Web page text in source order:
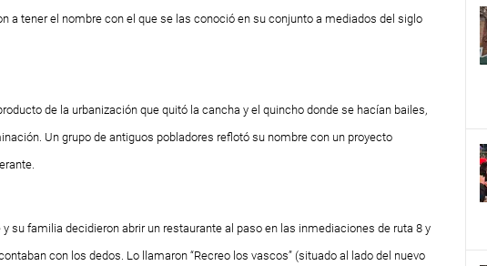
a tener el nombre con el que se las conoció en su conjunto a mediados del siglo
de la urbanización que quitó la cancha y el quincho donde se hacían bailes,
Un grupo de antiguos pobladores reflotó su nombre con un proyecto
y su familia decidieron abrir un restaurante al paso en las inmediaciones de ruta 8 y
con los dedos. Lo llamaron “Recreo los vascos” (situado al lado del nuevo